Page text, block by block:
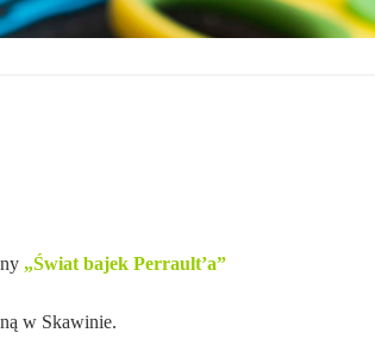
„Świat bajek Perrault’a”
w Skawinie.